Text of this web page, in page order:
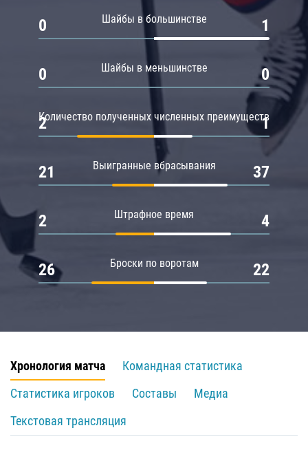
Шайбы в большинстве
0 1
Шайбы в меньшинстве
0 0
Количество полученных численных преимуществ
2 1
Выигранные вбрасывания
21 37
Штрафное время
2 4
Броски по воротам
26 22
Хронология матча
Командная статистика
Статистика игроков
Составы
Медиа
Текстовая трансляция